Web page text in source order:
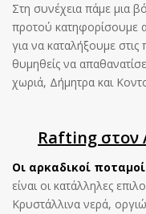
Στη συνέχεια πάμε μια
προτού κατηφορίσουμε
για να καταλήξουμε
θυμηθείς να
χωριά, Δήμητρα και
Rafting στον
Οι αρκαδικοί
είναι οι κατάλληλες
Κρυστάλλινα νερά,